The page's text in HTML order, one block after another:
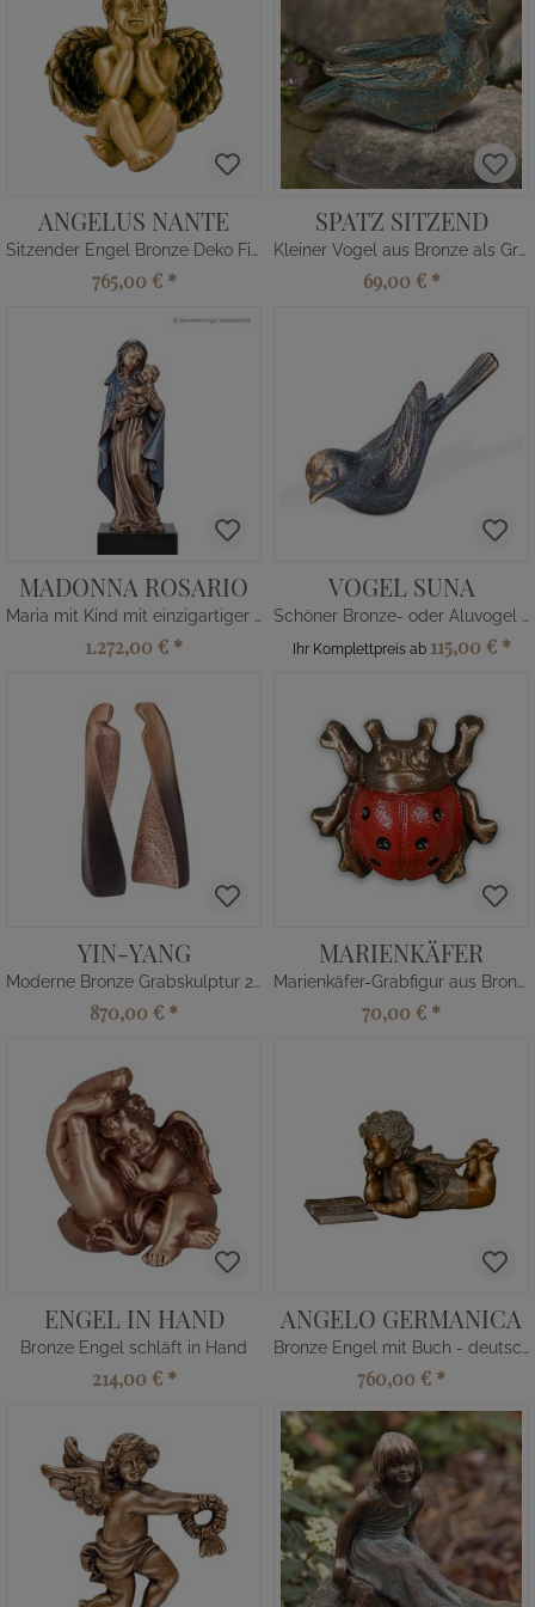
ANGELUS NANTE
Sitzender Engel Bronze Deko Figur
765,00 € *
SPATZ SITZEND
Kleiner Vogel aus Bronze als Grabschmuck
69,00 € *
MADONNA ROSARIO
Maria mit Kind mit einzigartiger Patina
1.272,00 € *
VOGEL SUNA
Schöner Bronze- oder Aluvogel - wetterfest
Ihr Komplettpreis ab 115,00 € *
YIN-YANG
Moderne Bronze Grabskulptur 2-teilig - abstrakt
870,00 € *
MARIENKÄFER
Marienkäfer-Grabfigur aus Bronze
70,00 € *
ENGEL IN HAND
Bronze Engel schläft in Hand
214,00 € *
ANGELO GERMANICA
Bronze Engel mit Buch - deutsch
760,00 € *